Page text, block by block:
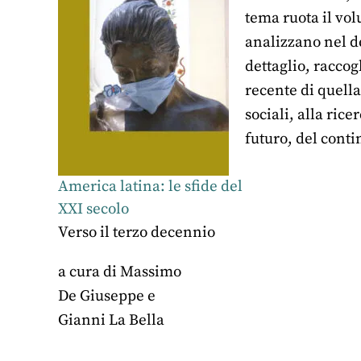
America latina: le sfide del
XXI secolo
Verso il terzo decennio
a cura di Massimo
De Giuseppe e
Gianni La Bella
tema ruota il
analizzano nel
dettaglio,
recente di
sociali, alla
futuro, del